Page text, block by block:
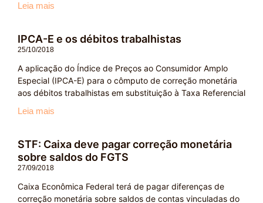
Leia mais
IPCA-E e os débitos trabalhistas
25/10/2018
A aplicação do Índice de Preços ao Consumidor Amplo
Especial (IPCA-E) para o cômputo de correção monetária
aos débitos trabalhistas em substituição à Taxa Referencial
Leia mais
STF: Caixa deve pagar correção monetária
sobre saldos do FGTS
27/09/2018
Caixa Econômica Federal terá de pagar diferenças de
correção monetária sobre saldos de contas vinculadas do